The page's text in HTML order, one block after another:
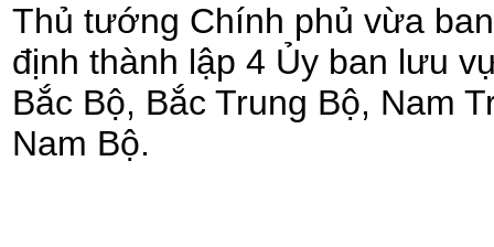
Thủ tướng Chính phủ vừa
định thành lập 4 Ủy ban lưu
Bắc Bộ, Bắc Trung Bộ, Nam
Nam Bộ.